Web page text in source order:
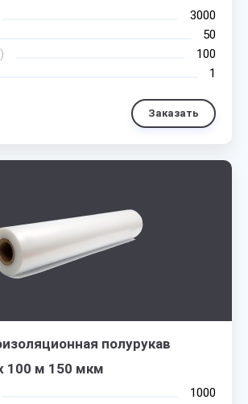
3000
50
100
1
Заказать
полурукав
100 м 150 мкм
1000